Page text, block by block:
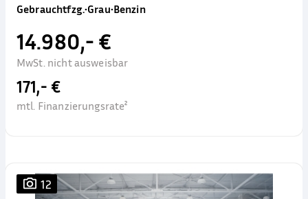
Gebrauchtfzg.•Grau•Benzin
14.980,- €
MwSt. nicht ausweisbar
171,- €
mtl. Finanzierungsrate²
12